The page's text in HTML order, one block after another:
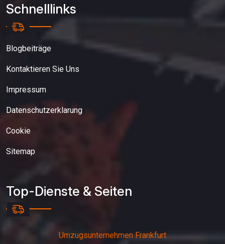
Schnelllinks
Blogbeiträge
Kontaktieren Sie Uns
Impressum
Datenschutzerklarung
Cookie
Sitemap
Top-Dienste & Seiten
Umzugsunternehmen Frankfurt